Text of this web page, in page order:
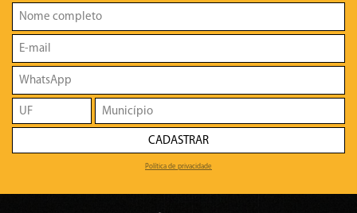
CADASTRAR
Política de privacidade